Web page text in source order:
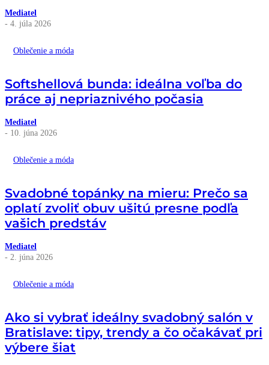
Mediatel
- 4. júla 2026
Oblečenie a móda
Softshellová bunda: ideálna voľba do
práce aj nepriaznivého počasia
Mediatel
- 10. júna 2026
Oblečenie a móda
Svadobné topánky na mieru: Prečo sa
oplatí zvoliť obuv ušitú presne podľa
vašich predstáv
Mediatel
- 2. júna 2026
Oblečenie a móda
Ako si vybrať ideálny svadobný salón v
Bratislave: tipy, trendy a čo očakávať pri
výbere šiat